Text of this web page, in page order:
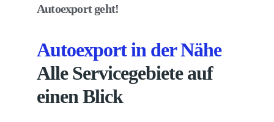
Autoexport geht!
Autoexport in der Nähe
Alle Servicegebiete auf
einen Blick